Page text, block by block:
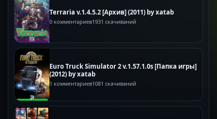
Terraria v.1.4.5.2 [Архив] (2011) by xatab
0 комментариев1931 скачиваний
Euro Truck Simulator 2 v.1.57.1.0s [Папка игры]
(2012) by xatab
1 комментариев1081 скачиваний